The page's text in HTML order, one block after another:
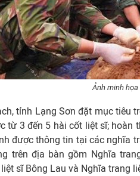
Ảnh minh
tỉnh Lạng Sơn đặt mục tiêu
từ 3 đến 5 hài cốt liệt sĩ; hoàn
được thông tin tại các nghĩa
trên địa bàn gồm Nghĩa
sĩ Bông Lau và Nghĩa trang